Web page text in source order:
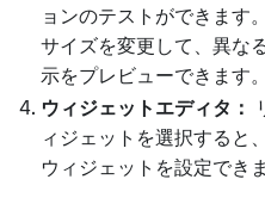
ョンのテストができます
サイズを変更して、異な
示をプレビューできます。
ウィジェットエディタ：
ィジェットを選択すると、
ウィジェットを設定でき